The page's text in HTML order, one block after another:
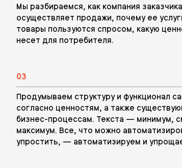
Мы разбираемся, как компания заказчика
осуществляет продажи, почему ее
товары пользуются спросом, какую
несет для потребителя.
03
Продумываем структуру и функционал
согласно ценностям, а также
бизнес-процессам. Текста — минимум,
максимум. Все, что можно
упростить, — автоматизируем и